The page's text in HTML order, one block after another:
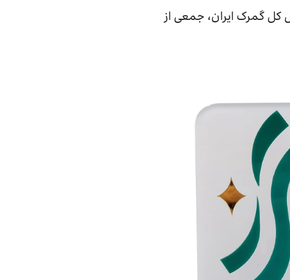
کل گمرک ایران، جمعی از